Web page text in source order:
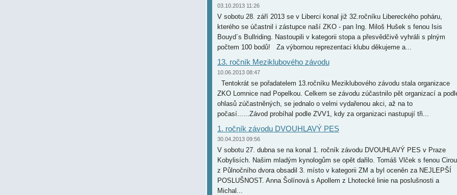
03.10.2013 11:26
V sobotu 28. září 2013 se v Liberci konal již 32.ročníku Libereckého poháru,
kterého se účastnil i zástupce naší ZKO - pan Ing. Miloš Hušek s fenou Isis
Bouyd´s Bullriding. Nastoupili v kategorii stopa a přesvědčivě vyhráli s plným
počtem 100 bodů! Za výbornou reprezentaci klubu děkujeme a...
13. ročník Meziklubového závodu
10.06.2013 08:47
Tentokrát se pořadatelem 13.ročníku Meziklubového závodu stala organizace
ZKO Lomnice nad Popelkou. Celkem se závodu zúčastnilo pět organizací a
ohlasů zúčastněných, se jednalo o velmi vydařenou akci, až na to
počasí......Závod probíhal podle ZVV1, kdy za organizaci nastupují tři...
1. ročník závodu DVOUHLAVÝ PES
30.04.2013 09:56
V sobotu 27. dubna se na konal 1. ročník závodu DVOUHLAVÝ PES v Praze
Kobylisích. Našim mladým kynologům se opět dařilo. Tomáš Vlček s fenou Cirou
z Půlnočního dvora obsadil 3. místo v kategorii ZM a byl oceněn za NEJLEPŠÍ
POSLUŠNOST. Anna Šolínová s Apollem z Lhotecké linie na poslušnosti a
Michal...